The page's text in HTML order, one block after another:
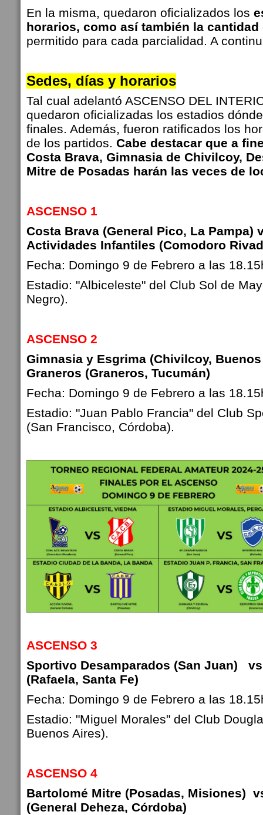
En la misma, quedaron oficializados los
horarios, como así también la
permitido para cada parcialidad. A
Sedes, días y horarios
Tal cual adelantó ASCENSO DEL
quedaron oficializadas los estadios
finales. Además, fueron ratificados los
de los partidos. Cabe destacar que a
Costa Brava, Gimnasia de Chivilcoy,
Mitre de Posadas harán las veces de
ASCENSO 1
Costa Brava (General Pico, La Pampa)
Actividades Infantiles (Comodoro
Fecha: Domingo 9 de Febrero a las
Estadio: "Albiceleste" del Club Sol de
Negro).
ASCENSO 2
Gimnasia y Esgrima (Chivilcoy,
Graneros (Graneros, Tucumán)
Fecha: Domingo 9 de Febrero a las
Estadio: "Juan Pablo Francia" del Club
(San Francisco, Córdoba).
ASCENSO 3
Sportivo Desamparados (San Juan)
(Rafaela, Santa Fe)
Fecha: Domingo 9 de Febrero a las
Estadio: "Miguel Morales" del Club
Buenos Aires).
ASCENSO 4
Bartolomé Mitre (Posadas, Misiones)
(General Deheza, Córdoba)